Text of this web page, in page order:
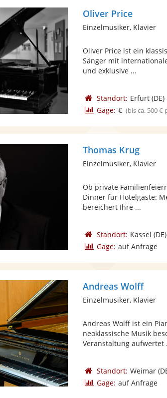
Oliver Price
Einzelmusiker, Klavier
Oliver Price ist ein
Sänger mit
und exklusive ...
Standort: Erfurt(DE)
Gage: € (bis ca. 500
Thomas Krug
Einzelmusiker, Klavier
Ob private
Dinner für Hotelgäste:
bereichert Ihre ...
Standort: Kassel (DE)
Gage: auf Anfrage
Andreas Wolff
Einzelmusiker, Klavier
Andreas Wolff ist ein
neoklassische Musik
Veranstaltung aufwertet
Standort: Weimar
Gage: auf Anfrage